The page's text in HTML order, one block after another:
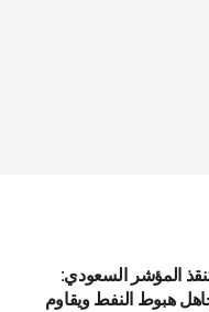
المؤشر السعودي:
هبوط النفط ويقاوم